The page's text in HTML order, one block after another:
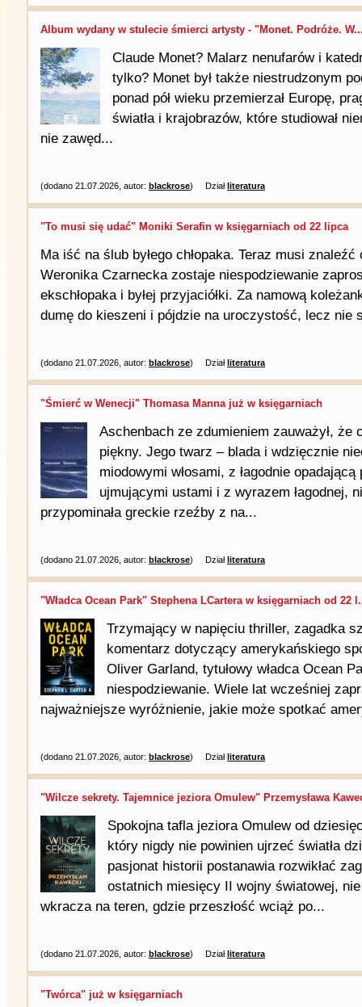
Album wydany w stulecie śmierci artysty - "Monet. Podróże.
Claude Monet? Malarz nenufarów i
tylko? Monet był także niestrudzonym
ponad pół wieku przemierzał Europę,
światła i krajobrazów, które studiował
nie zawęd...
(dodano 21.07.2026, autor: blackrose) Działliteratura
"To musi się udać" Moniki Serafin w księgarniach od 22 lipca
Ma iść na ślub byłego chłopaka. Teraz musi
Weronika Czarnecka zostaje niespodziewanie
ekschłopaka i byłej przyjaciółki. Za namową
dumę do kieszeni i pójdzie na uroczystość, lecz nie
(dodano 21.07.2026, autor: blackrose) Działliteratura
"Śmierć w Wenecji" Thomasa Manna już w księgarniach
Aschenbach ze zdumieniem zauważył, że
piękny. Jego twarz – blada i wdzięcznie
miodowymi włosami, z łagodnie
ujmującymi ustami i z wyrazem łagodnej,
przypominała greckie rzeźby z na...
(dodano 21.07.2026, autor: blackrose) Działliteratura
"Władca Ocean Park" Stephena LCartera w księgarniach od 22
Trzymający w napięciu thriller, zagadka
komentarz dotyczący amerykańskiego
Oliver Garland, tytułowy władca Ocean
niespodziewanie. Wiele lat wcześniej
najważniejsze wyróżnienie, jakie może spotkać
(dodano 21.07.2026, autor: blackrose) Działliteratura
"Wilcze sekrety. Tajemnice jeziora Omulew" Przemysława
Spokojna tafla jeziora Omulew od
który nigdy nie powinien ujrzeć światła
pasjonat historii postanawia rozwikłać
ostatnich miesięcy II wojny światowej,
wkracza na teren, gdzie przeszłość wciąż po...
(dodano 21.07.2026, autor: blackrose) Działliteratura
"Twórca" już w księgarniach